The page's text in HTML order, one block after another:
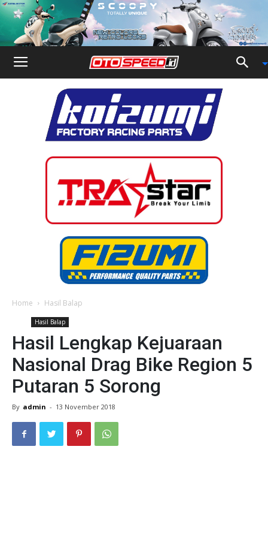
Home Hasil Balap
Hasil Balap
Hasil Lengkap Kejuaraan
Nasional Drag Bike Region 5
Putaran 5 Sorong
By admin - 13 November 2018